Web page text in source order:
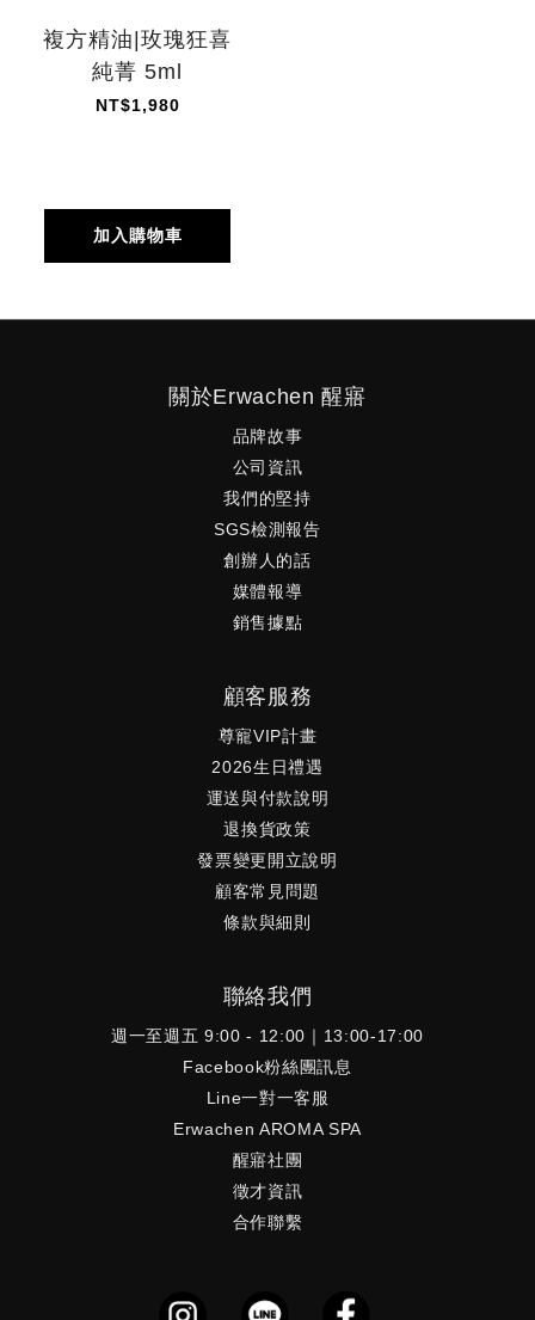
複方精油|玫瑰狂喜
純菁 5ml
NT$1,980
加入購物車
關於Erwachen 醒寤
品牌故事
公司資訊
我們的堅持
SGS檢測報告
創辦人的話
媒體報導
銷售據點
顧客服務
尊寵VIP計畫
2026生日禮遇
運送與付款說明
退換貨政策
發票變更開立說明
顧客常見問題
條款與細則
聯絡我們
週一至週五 9:00 - 12:00｜13:00-17:00
Facebook粉絲團訊息
Line一對一客服
Erwachen AROMA SPA
醒寤社團
徵才資訊
合作聯繫